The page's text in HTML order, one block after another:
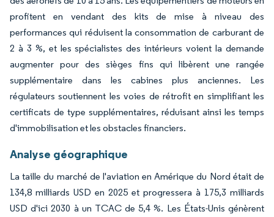
profitent en vendant des kits de mise à niveau des
performances qui réduisent la consommation de carburant de
2 à 3 %, et les spécialistes des intérieurs voient la demande
augmenter pour des sièges fins qui libèrent une rangée
supplémentaire dans les cabines plus anciennes. Les
régulateurs soutiennent les voies de rétrofit en simplifiant les
certificats de type supplémentaires, réduisant ainsi les temps
d'immobilisation et les obstacles financiers.
Analyse géographique
La taille du marché de l'aviation en Amérique du Nord était de
134,8 milliards USD en 2025 et progressera à 175,3 milliards
USD d'ici 2030 à un TCAC de 5,4 %. Les États-Unis génèrent